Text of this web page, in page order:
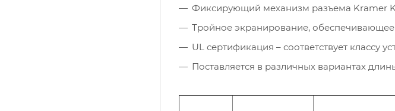
Фиксирующий механизм разъема Kramer
Тройное экранирование,
UL сертификация – соответствует классу
Поставляется в различных вариантах